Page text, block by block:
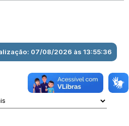
07/08/2026 às 13:55:36